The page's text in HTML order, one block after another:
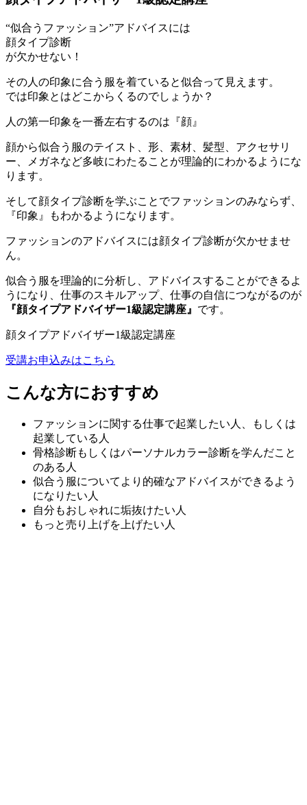
“似合うファッション”アドバイスには
顔タイプ診断
が欠かせない！
その人の印象に合う服を着ていると似合って見えます。
では印象とはどこからくるのでしょうか？
人の第一印象を一番左右するのは 『顔』
顔から似合う服のテイスト、形、素材、髪型、アクセサリ
ー、メガネなど多岐にわたることが理論的にわかるようにな
ります。
そして顔タイプ診断を学ぶことでファッションのみならず、
『印象』もわかるようになります。
ファッションのアドバイスには顔タイプ診断が欠かせませ
ん。
似合う服を理論的に分析し、アドバイスすることができるよ
うになり、仕事のスキルアップ、仕事の自信につながるのが
『顔タイプアドバイザー1級認定講座』 です。
顔タイプアドバイザー1級認定講座
受講お申込みはこちら
こんな方におすすめ
ファッションに関する仕事で起業したい人、もしくは
起業している人
骨格診断もしくはパーソナルカラー診断を学んだこと
のある人
似合う服についてより的確なアドバイスができるよう
になりたい人
自分もおしゃれに垢抜けたい人
もっと売り上げを上げたい人